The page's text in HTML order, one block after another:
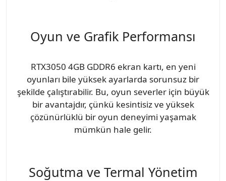
Oyun ve Grafik Performansı
RTX3050 4GB GDDR6 ekran kartı, en yeni
oyunları bile yüksek ayarlarda sorunsuz bir
şekilde çalıştırabilir. Bu, oyun severler için büyük
bir avantajdır, çünkü kesintisiz ve yüksek
çözünürlüklü bir oyun deneyimi yaşamak
mümkün hale gelir.
Soğutma ve Termal Yönetim